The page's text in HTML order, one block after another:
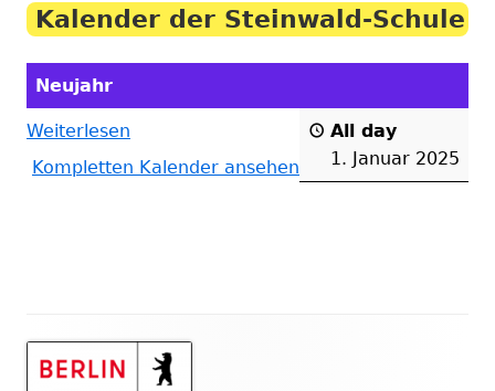
Kalender der Steinwald-Schule
Neujahr
All day
1. Januar 2025
Weiterlesen
Kompletten Kalender ansehen
Haupt-